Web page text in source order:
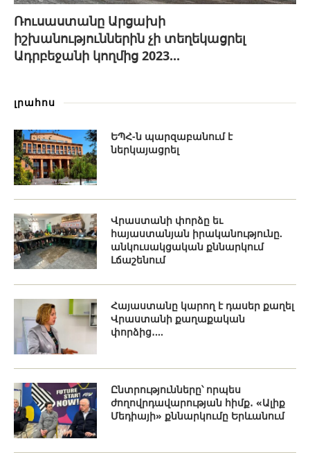
Ռուսաստանը Արցախի
իշխանություններին չի տեղեկացրել
Ադրբեջանի կողմից 2023...
լրահոս
ԵՊՀ-ն պարզաբանում է
ներկայացրել
Վրաստանի փորձը եւ
հայաստանյան իրականությունը.
անկուսակցական քննարկում
Լճաշենում
Հայաստանը կարող է դասեր քաղել
Վրաստանի քաղաքական
փորձից․...
Ընտրությունները՝ որպես
ժողովրդավարության հիմք․ «Ալիք
Մեդիայի» քննարկումը Երևանում